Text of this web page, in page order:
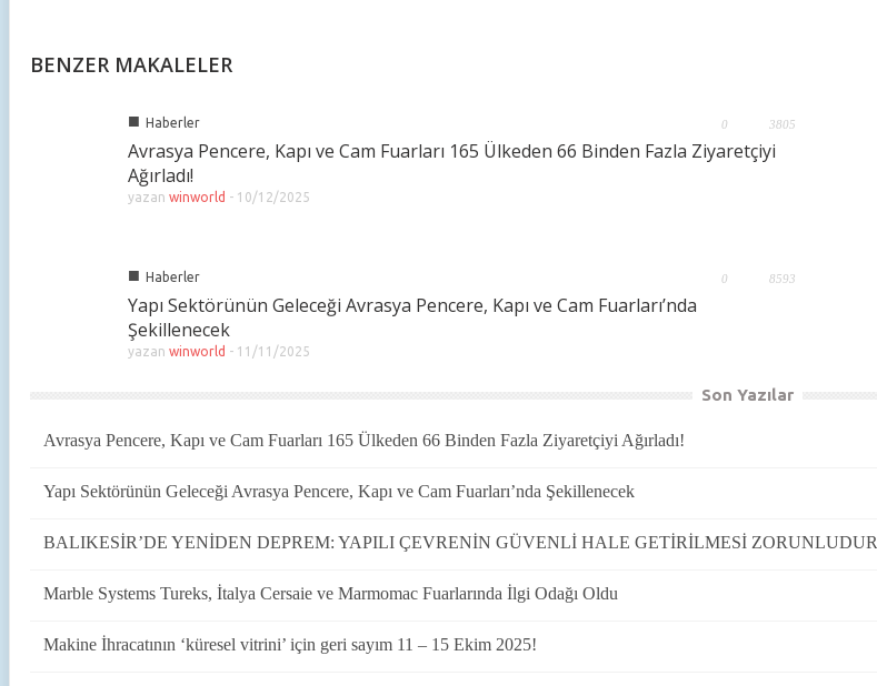
BENZER MAKALELER
■ Haberler 0 3805
Avrasya Pencere, Kapı ve Cam Fuarları 165 Ülkeden 66 Binden Fazla Ziyaretçiyi
Ağırladı!
yazanwinworld - 10/12/2025
■ Haberler 0 8593
Yapı Sektörünün Geleceği Avrasya Pencere, Kapı ve Cam Fuarları’nda
Şekillenecek
yazanwinworld - 11/11/2025
Son Yazılar
Avrasya Pencere, Kapı ve Cam Fuarları 165 Ülkeden 66 Binden Fazla Ziyaretçiyi Ağırladı!
Yapı Sektörünün Geleceği Avrasya Pencere, Kapı ve Cam Fuarları’nda Şekillenecek
BALIKESİR’DE YENİDEN DEPREM: YAPILI ÇEVRENİN GÜVENLİ HALE GETİRİLMESİ ZORUNLUDUR
Marble Systems Tureks, İtalya Cersaie ve Marmomac Fuarlarında İlgi Odağı Oldu
Makine İhracatının ‘küresel vitrini’ için geri sayım 11 – 15 Ekim 2025!